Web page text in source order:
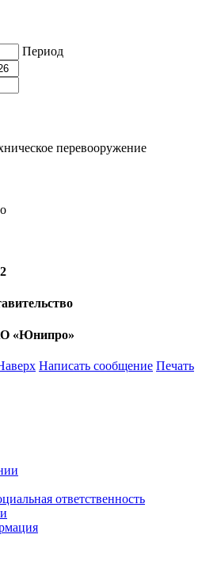
Период
перевооружение
«Юнипро»
Написать сообщение Печать
ответственность